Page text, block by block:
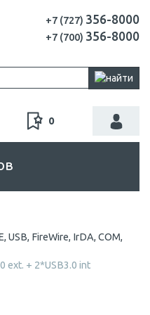
+7 (727) 356-8000
+7 (700) 356-8000
0
USB, FireWire, IrDA, COM,
ext. + 2*USB3.0 int